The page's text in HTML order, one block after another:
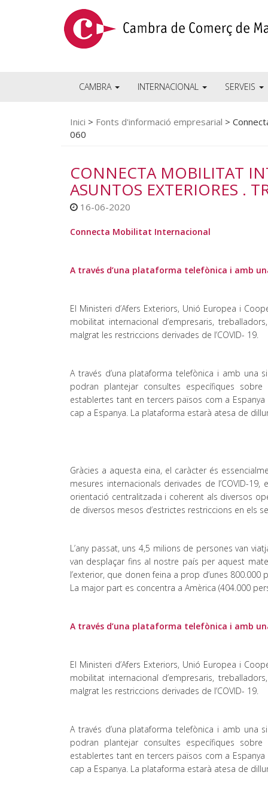
CAMBRA INTERNACIONAL SERVEIS
Inici > Fonts d'informació empresarial >
060
CONNECTA MOBILITAT
ASUNTOS EXTERIORES .
16-06-2020
Connecta Mobilitat Internacional
A través d’una plataforma telefònica i amb
El Ministeri d’Afers Exteriors, Unió Europea i
mobilitat internacional d’empresaris,
malgrat les restriccions derivades de l’COVID- 19.
A través d’una plataforma telefònica i amb una
podran plantejar consultes específiques
establertes tant en tercers països com a
cap a Espanya. La plataforma estarà atesa de
Gràcies a aquesta eina, el caràcter és
mesures internacionals derivades de l’COVID-
orientació centralitzada i coherent als diversos
de diversos mesos d’estrictes restriccions en els
L’any passat, uns 4,5 milions de persones van
van desplaçar fins al nostre país per aquest
l’exterior, que donen feina a prop d’unes
La major part es concentra a Amèrica (404.000
A través d’una plataforma telefònica i amb
El Ministeri d’Afers Exteriors, Unió Europea i
mobilitat internacional d’empresaris,
malgrat les restriccions derivades de l’COVID- 19.
A través d’una plataforma telefònica i amb una
podran plantejar consultes específiques
establertes tant en tercers països com a
cap a Espanya. La plataforma estarà atesa de